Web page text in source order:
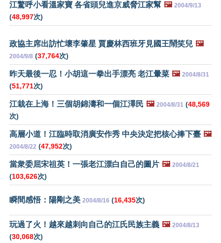
江驚呼小看溫家寶 各省頭兒進京威脅江家幫 🖼️ 2004/9/13
(48,997次)
政協主席出訪忙壞李肇星 賈慶林西班牙見國王鬧笑兒 🖼️
2004/9/8 (37,764次)
昨天最後一忍！小胡這一拳出手漂亮 老江暈菜 🖼️ 2004/8/31
(51,771次)
江栽在上海！三個胡錦濤和一個江澤民 🖼️ 2004/8/31 (48,569
次)
高層小道！江臨時取消廣安作秀 中央決定把核心捧下臺 🖼️
2004/8/22 (47,952次)
當衆委屈宋祖英！一張老江漂白自己的圖片 🖼️ 2004/8/21
(103,626次)
瞬間感悟：陽剛之美 2004/8/16 (16,435次)
玩過了火！越來越刺向自己的江氏民族主義 🖼️ 2004/8/13
(30,068次)